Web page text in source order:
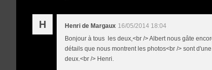
H Henri de Margaux 16/05/2014 18:04
Bonjour à tous les deux,<br /> Albert nous gâte
détails que nous montrent les photos<br /> sont
deux.<br /> Henri.